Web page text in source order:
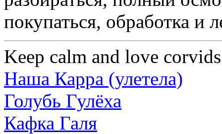
покупаться, обработка и
Keep calm and love corvids
Наша Карра (улетела)
Голубь Гулёха
Кафка Галя